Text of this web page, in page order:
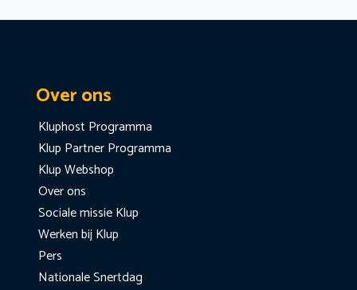
Over ons
Kluphost Programma
Klup Partner Programma
Klup Webshop
Over ons
Sociale missie Klup
Werken bij Klup
Pers
Nationale Snertdag